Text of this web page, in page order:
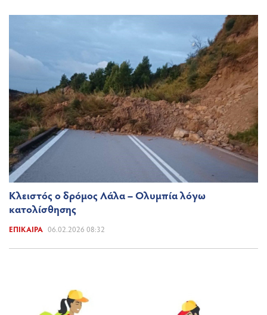
Κλειστός ο δρόμος Λάλα – Ολυμπία λόγω
κατολίσθησης
ΕΠΊΚΑΙΡΑ 06.02.2026 08:32